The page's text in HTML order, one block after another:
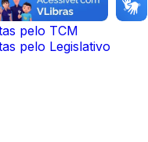
pelo TCM
pelo Legislativo